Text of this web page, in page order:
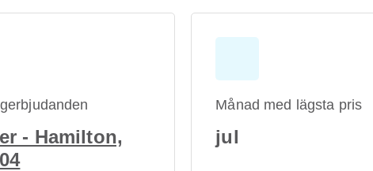
- Hamilton,
Månad med lägsta pris
jul